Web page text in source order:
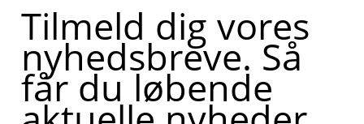
Tilmeld dig vores
nyhedsbreve. Så
får du løbende